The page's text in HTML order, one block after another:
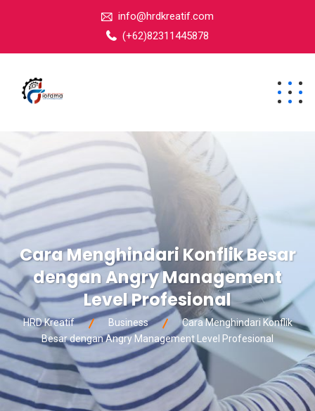
info@hrdkreatif.com
(+62)82311445878
Cara Menghindari Konflik Besar
dengan Angry Management
Level Profesional
HRD Kreatif Business
Cara Menghindari Konflik
Besar dengan Angry Management Level Profesional